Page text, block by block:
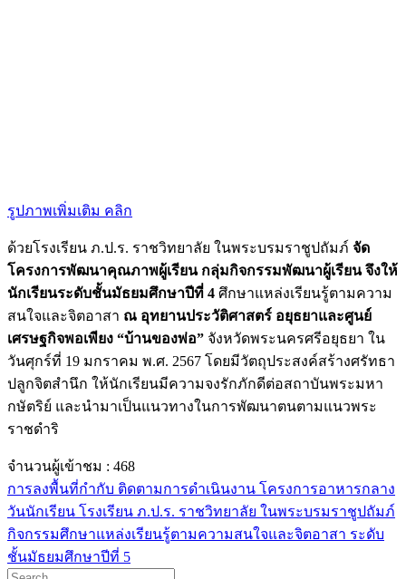
รูปภาพเพิ่มเติม คลิก
ด้วยโรงเรียน ภ.ป.ร. ราชวิทยาลัย ในพระบรมราชูปถัมภ์ จัด
โครงการพัฒนาคุณภาพผู้เรียน กลุ่มกิจกรรมพัฒนาผู้เรียน จึงให้
นักเรียนระดับชั้นมัธยมศึกษาปีที่ 4 ศึกษาแหล่งเรียนรู้ตามความ
สนใจและจิตอาสา ณ อุทยานประวัติศาสตร์ อยุธยาและศูนย์
เศรษฐกิจพอเพียง “บ้านของพ่อ” จังหวัดพระนครศรีอยุธยา ใน
วันศุกร์ที่ 19 มกราคม พ.ศ. 2567 โดยมีวัตถุประสงค์สร้างศรัทธา
ปลูกจิตสำนึก ให้นักเรียนมีความจงรักภักดีต่อสถาบันพระมหา
กษัตริย์ และนำมาเป็นแนวทางในการพัฒนาตนตามแนวพระ
ราชดำริ
จำนวนผู้เข้าชม : 468
การลงพื้นที่กำกับ ติดตามการดำเนินงาน โครงการอาหารกลาง
วันนักเรียน โรงเรียน ภ.ป.ร. ราชวิทยาลัย ในพระบรมราชูปถัมภ์
กิจกรรมศึกษาแหล่งเรียนรู้ตามความสนใจและจิตอาสา ระดับ
ชั้นมัธยมศึกษาปีที่ 5